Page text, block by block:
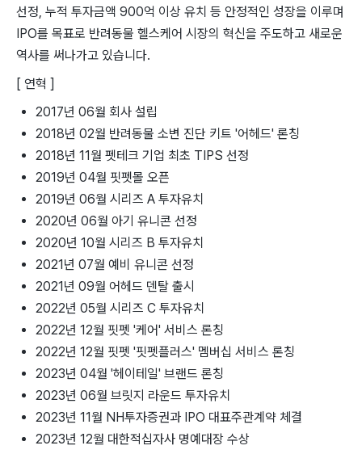
선정, 누적 투자금액 900억 이상 유치 등 안정적인 성장을 이루며
IPO를 목표로 반려동물 헬스케어 시장의 혁신을 주도하고 새로운
역사를 써나가고 있습니다.
[ 연혁 ]
2017년 06월 회사 설립
2018년 02월 반려동물 소변 진단 키트 '어헤드' 론칭
2018년 11월 펫테크 기업 최초 TIPS 선정
2019년 04월 핏펫몰 오픈
2019년 06월 시리즈 A 투자유치
2020년 06월 아기 유니콘 선정
2020년 10월 시리즈 B 투자유치
2021년 07월 예비 유니콘 선정
2021년 09월 어헤드 덴탈 출시
2022년 05월 시리즈 C 투자유치
2022년 12월 핏펫 '케어' 서비스 론칭
2022년 12월 핏펫 '핏펫플러스' 멤버십 서비스 론칭
2023년 04월 '헤이테일' 브랜드 론칭
2023년 06월 브릿지 라운드 투자유치
2023년 11월 NH투자증권과 IPO 대표주관계약 체결
2023년 12월 대한적십자사 명예대장 수상